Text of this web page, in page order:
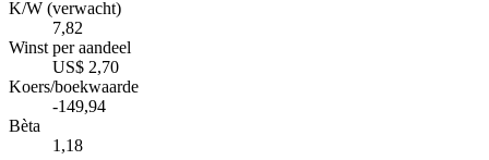
K/W (verwacht)
7,82
Winst per aandeel
US$ 2,70
Koers/boekwaarde
-149,94
Bèta
1,18